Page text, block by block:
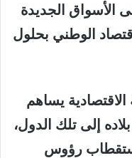
الأسواق الجديدة
الوطني بحلول
يساهم
إلى تلك الدول،
رؤوس